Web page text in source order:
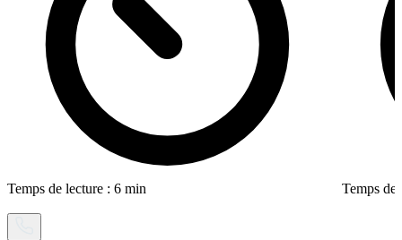
Temps de lecture : 6 min Temps de